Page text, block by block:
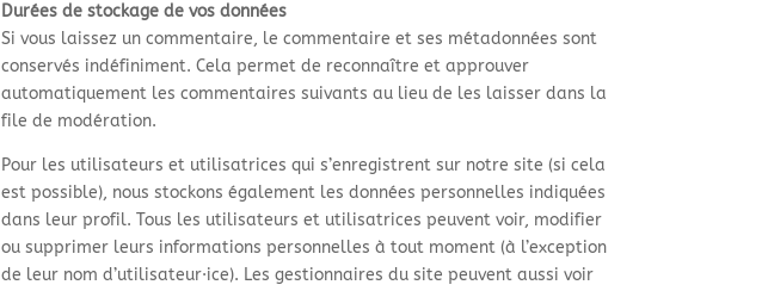
Durées de stockage de vos données
Si vous laissez un commentaire, le commentaire et ses métadonnées sont
conservés indéfiniment. Cela permet de reconnaître et approuver
automatiquement les commentaires suivants au lieu de les laisser dans la
file de modération.
Pour les utilisateurs et utilisatrices qui s’enregistrent sur notre site (si cela
est possible), nous stockons également les données personnelles indiquées
dans leur profil. Tous les utilisateurs et utilisatrices peuvent voir, modifier
ou supprimer leurs informations personnelles à tout moment (à l’exception
de leur nom d’utilisateur·ice). Les gestionnaires du site peuvent aussi voir